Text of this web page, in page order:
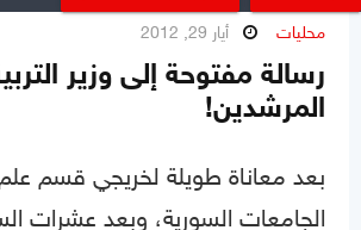
محليات أيار 29, 2012
رسالة مفتوحة إلى وزير
المرشدين!
بعد معاناة طويلة لخريجي قسم
الجامعات السورية، وبعد عشرات